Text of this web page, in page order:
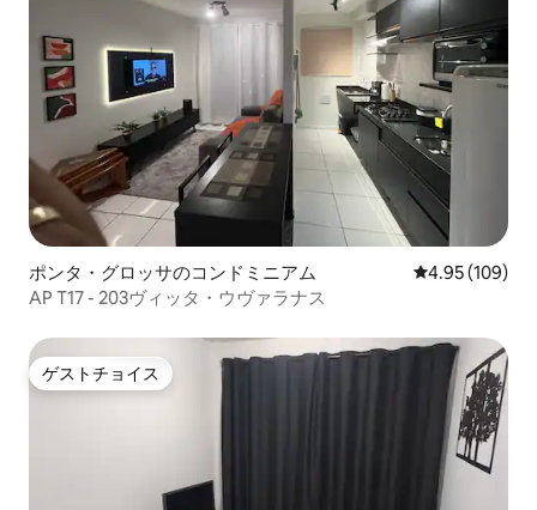
ポンタ・グロッサのコンドミニアム レビュー109
4.95 (109)
AP T17 - 203ヴィッタ・ウヴァラナス
ゲストチョイス
ゲストチョイス